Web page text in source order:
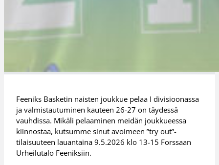
Feeniks Basketin naisten joukkue pelaa I divisioonassa
ja valmistautuminen kauteen 26-27 on täydessä
vauhdissa. Mikäli pelaaminen meidän joukkueessa
kiinnostaa, kutsumme sinut avoimeen ”try out”-
tilaisuuteen lauantaina 9.5.2026 klo 13-15 Forssaan
Urheilutalo Feeniksiin.